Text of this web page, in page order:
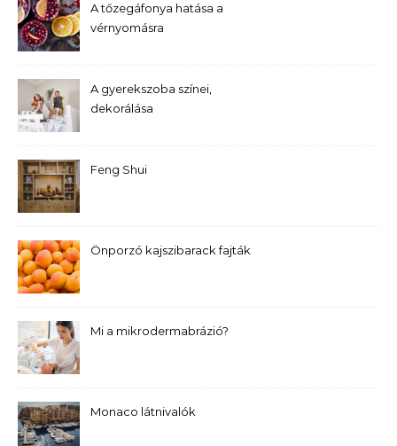
A tőzegáfonya hatása a
vérnyomásra
A gyerekszoba színei,
dekorálása
Feng Shui
Önporzó kajszibarack fajták
Mi a mikrodermabrázió?
Monaco látnivalók